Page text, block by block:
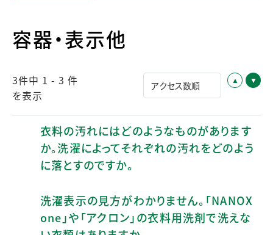
容器・表示他
3件中 1 - 3 件
を表示
衣料の汚れにはどのようなものがあります
か。洗濯によってそれぞれの汚れをどのよう
に落とすのですか。
洗濯表示の見方がわかりません。「NANOX
one」や「アクロン」の衣料用洗剤で洗えな